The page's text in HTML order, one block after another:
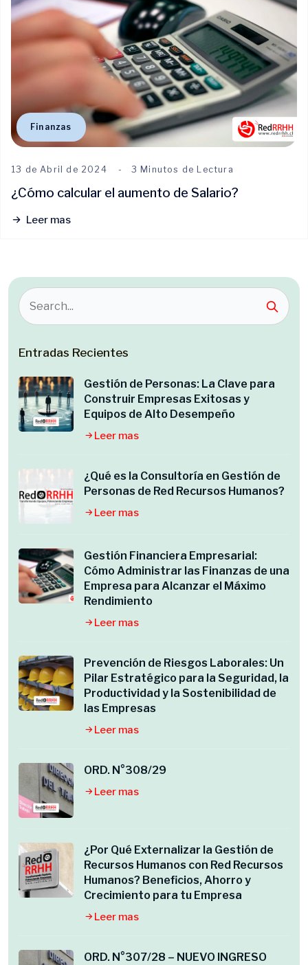
Finanzas
13 de Abril de 2024 3 Minutos de Lectura
¿Cómo calcular el aumento de Salario?
Leer mas
Entradas Recientes
Gestión de Personas: La Clave para
Construir Empresas Exitosas y
Equipos de Alto Desempeño
Leer mas
¿Qué es la Consultoría en Gestión de
Personas de Red Recursos Humanos?
Leer mas
Gestión Financiera Empresarial:
Cómo Administrar las Finanzas de una
Empresa para Alcanzar el Máximo
Rendimiento
Leer mas
Prevención de Riesgos Laborales: Un
Pilar Estratégico para la Seguridad, la
Productividad y la Sostenibilidad de
las Empresas
Leer mas
ORD. N°308/29
Leer mas
¿Por Qué Externalizar la Gestión de
Recursos Humanos con Red Recursos
Humanos? Beneficios, Ahorro y
Crecimiento para tu Empresa
Leer mas
ORD. N°307/28 – NUEVO INGRESO